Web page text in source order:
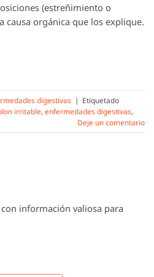
(estreñimiento o
causa orgánica que los explique.
digestivas | Etiquetado
irritable, enfermedades digestivas,
Deje un comentario
información valiosa para